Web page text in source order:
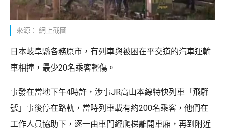
來源： 網上截圖
日本岐阜縣各務原市，有列車與被困在平交道的汽車運輸
車相撞，最少20名乘客輕傷。
事發在當地下午4時許，涉事JR高山本線特快列車「飛驒
號」事後停在路軌，當時列車載有約200名乘客，他們在
工作人員協助下，逐一由車門經爬梯離開車廂，再到附近